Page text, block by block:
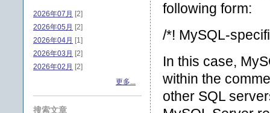
following form:
/*! MySQL-
In this case,
within the
other SQL
2026年07月 [2]
2026年05月 [2]
2026年04月 [1]
2026年03月 [2]
2026年02月 [2]
更多...
搜索文章